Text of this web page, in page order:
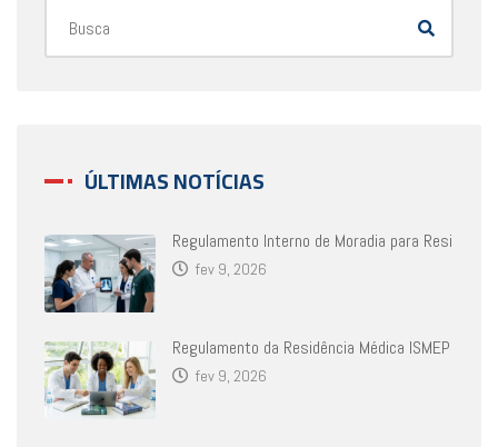
ÚLTIMAS NOTÍCIAS
Regulamento Interno de Moradia para Resi
fev 9, 2026
Regulamento da Residência Médica ISMEP
fev 9, 2026